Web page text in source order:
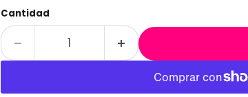
Cantidad